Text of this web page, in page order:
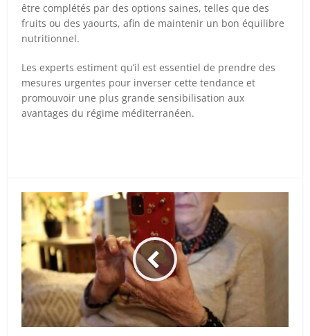
être complétés par des options saines, telles que des
fruits ou des yaourts, afin de maintenir un bon équilibre
nutritionnel.
Les experts estiment qu’il est essentiel de prendre des
mesures urgentes pour inverser cette tendance et
promouvoir une plus grande sensibilisation aux
avantages du régime méditerranéen.